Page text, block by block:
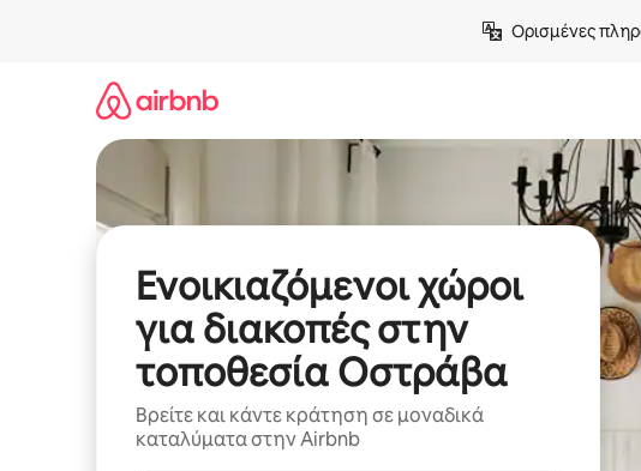
Ορισμένες
Ενοικιαζόμενοι χώροι
για διακοπές στην
τοποθεσία Οστράβα
Βρείτε και κάντε κράτηση σε μοναδικά
καταλύματα στην Airbnb